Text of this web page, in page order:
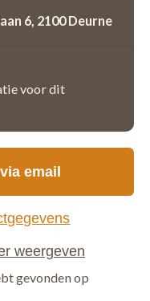
6, 2100 Deurne
voor dit
email
gevonden op